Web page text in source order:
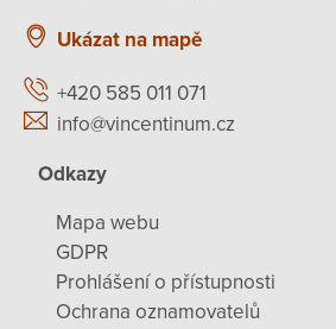
Ukázat na mapě
+420 585 011 071
info@vincentinum.cz
Odkazy
Mapa webu
GDPR
Prohlášení o přístupnosti
Ochrana oznamovatelů